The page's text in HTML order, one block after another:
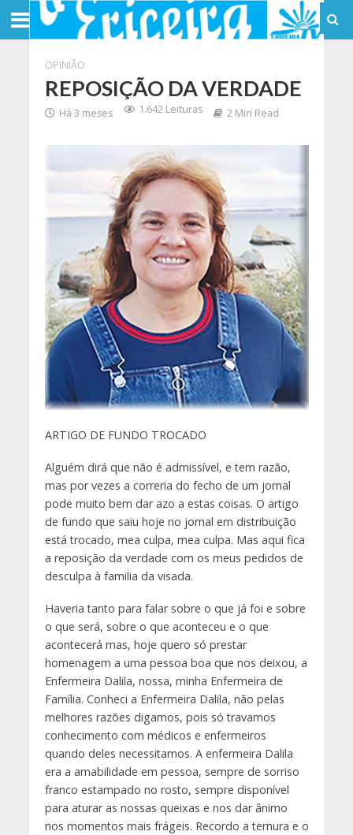
OPINIÃO
REPOSIÇÃO DA VERDADE
Há 3 meses 1.642 Leituras 2 Min Read
ARTIGO DE FUNDO TROCADO
Alguém dirá que não é admissível, e tem razão,
mas por vezes a correria do fecho de um jornal
pode muito bem dar azo a estas coisas. O artigo
de fundo que saiu hoje no jornal em distribuição
está trocado, mea culpa, mea culpa. Mas aqui fica
a reposição da verdade com os meus pedidos de
desculpa à familia da visada.
Haveria tanto para falar sobre o que já foi e sobre
o que será, sobre o que aconteceu e o que
acontecerá mas, hoje quero só prestar
homenagem a uma pessoa boa que nos deixou, a
Enfermeira Dalila, nossa, minha Enfermeira de
Família. Conheci a Enfermeira Dalila, não pelas
melhores razões digamos, pois só travamos
conhecimento com médicos e enfermeiros
quando deles necessitamos. A enfermeira Dalila
era a amabilidade em pessoa, sempre de sorriso
franco estampado no rosto, sempre disponível
para aturar as nossas queixas e nos dar ânimo
nos momentos mais frágeis. Recordo a ternura e o